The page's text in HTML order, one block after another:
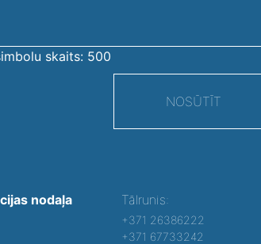
skaits: 500
NOSŪTĪT
nodaļa Tālrunis:
+371 26386222
+371 67733242